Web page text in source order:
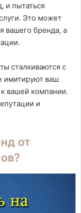
и пытаться
Это может
вашего бренда, а
сталкиваются с
имитируют ваш
вашей компании.
и
от